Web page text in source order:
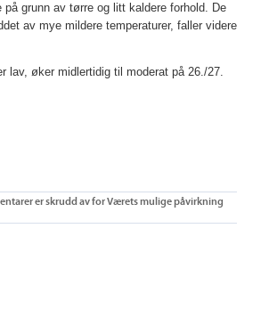
grunn av tørre og litt kaldere forhold. De
av mye mildere temperaturer, faller videre
lav, øker midlertidig til moderat på 26./27.
er skrudd avfor Værets mulige påvirkning